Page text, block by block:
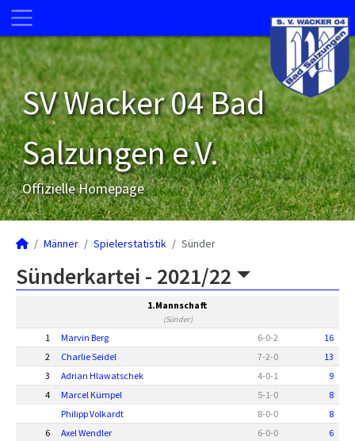
SV Wacker 04 Bad
Salzungen e.V.
Offizielle Homepage
Männer Spielerstatistik Sünder
Sünderkartei - 2021/22
1.Mannschaft
(Sünder)
1 Marvin Berg 6-0-2
16
2
Charlie Seidel 7-2-0
13
3
Adrian Hlawatschek 4-0-1
9
4
Marcel Kümpel 5-1-0
8
Philipp Volkardt
8-0-0
8
6
Axel Wendler 6-0-0
6